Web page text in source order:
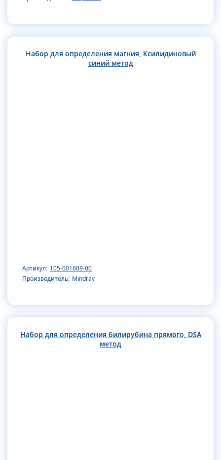
Набор для определения магния, Ксилидиновый
синий метод
Артикул: 105-001609-00
Производитель: Mindray
Набор для определения билирубина прямого, DSA
метод